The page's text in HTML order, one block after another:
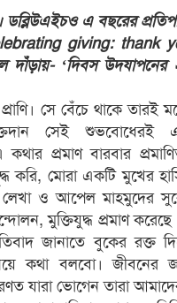
এ বছরের
giving: thank
‘দিবস উদযাপনের
সে বেঁচে থাকে তারই
সেই শুভবোধেরই
প্রমাণ বারবার
করি, মোরা একটি মুখের
লেখা ও আপেল মাহমুদের
মুক্তিযুদ্ধ প্রমাণ
জানাতে বুকের রক্ত
কথা বলবো। জীবনের
যারা ভোগেন তারা